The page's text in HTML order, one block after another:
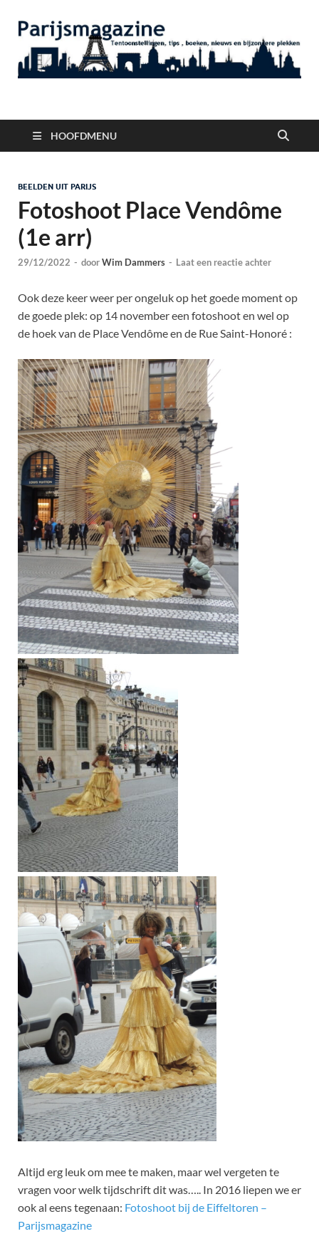
Parijsmagazine
HOOFDMENU
BEELDEN UIT PARIJS
Fotoshoot Place Vendôme
(1e arr)
29/12/2022 - doorWim Dammers - Laat een reactie achter
Ook deze keer weer per ongeluk op het goede moment op
de goede plek: op 14 november een fotoshoot en wel op
de hoek van de Place Vendôme en de Rue Saint-Honoré :
Altijd erg leuk om mee te maken, maar wel vergeten te
vragen voor welk tijdschrift dit was….. In 2016 liepen we er
ook al eens tegenaan: Fotoshoot bij de Eiffeltoren –
Parijsmagazine